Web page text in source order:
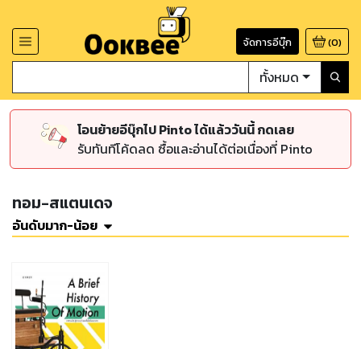
จัดการอีบุ๊ก (0)
ทั้งหมด
โอนย้ายอีบุ๊กไป Pinto ได้แล้ววันนี้ กดเลย
รับทันทีโค้ดลด ซื้อและอ่านได้ต่อเนื่องที่ Pinto
ทอม-สแตนเดจ
อันดับมาก-น้อย